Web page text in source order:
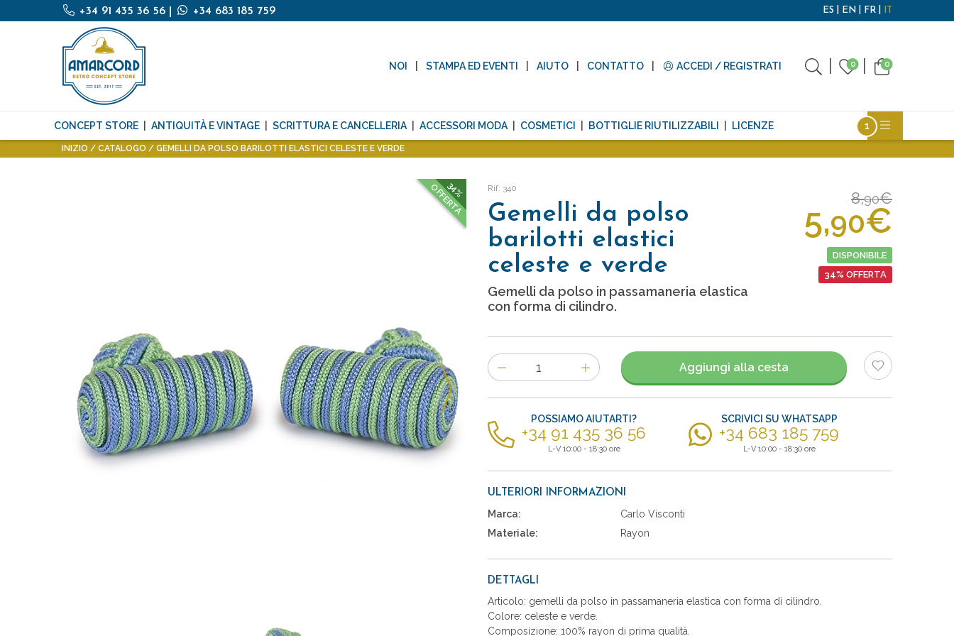
+34 91 435 36 56 +34 683 185 759 ES EN FR IT
NOI STAMPA ED EVENTI AIUTO CONTATTO ACCEDI / REGISTRATI 0 0
CONCEPT STORE ANTIQUITÀ E VINTAGE SCRITTURA E CANCELLERIA ACCESSORI MODA COSMETICI BOTTIGLIE RIUTILIZZABILI LICENZE
INIZIO CATALOGO GEMELLI DA POLSO BARILOTTI ELASTICI CELESTE E VERDE
34%
OFFERTA Rif: 340
Gemelli da polso
barilotti elastici
celeste e verde
Gemelli da polso in passamaneria elastica
con forma di cilindro.
8,90€
5,90€
DISPONIBILE
34% OFFERTA
Numero
di
articoli
Aggiungi alla cesta
POSSIAMO AIUTARTI?
+34 91 435 36 56
L-V 10:00 - 18:30 ore
SCRIVICI SU WHATSAPP
+34 683 185 759
L-V 10:00 - 18:30 ore
ULTERIORI INFORMAZIONI
Marca:
Carlo Visconti
Materiale:
Rayon
DETTAGLI
Articolo: gemelli da polso in passamaneria elastica con forma di cilindro.
Colore: celeste e verde.
Composizione: 100% rayon di prima qualità.